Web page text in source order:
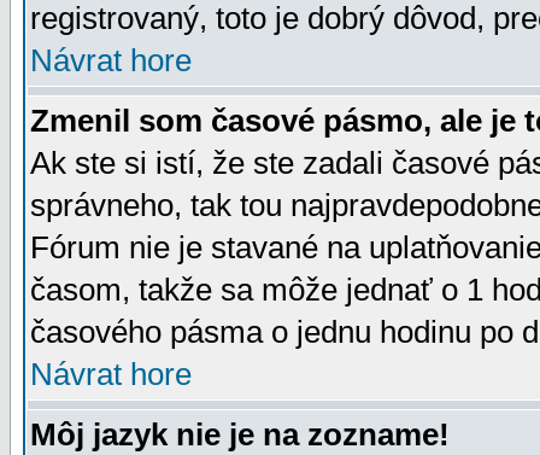
registrovaný, toto je dobrý dôvod,
Návrat hore
Zmenil som časové pásmo, ale je
Ak ste si istí, že ste zadali časové
správneho, tak tou
Fórum nie je stavané na
časom, takže sa môže jednať o 1
časového pásma o jednu hodinu po
Návrat hore
Môj jazyk nie je na zozname!